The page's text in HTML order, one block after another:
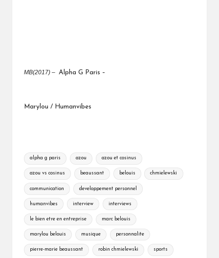
MB(2017) – Alpha G Paris –
Marylou / Humanvibes
Tags:
alpha g paris azou azou et cosinus
azou vs cosinus beaussant belouis chmielewski
communication developpement personnel
humanvibes interview interviews
le bien etre en entreprise marc belouis
marylou belouis musique personnalite
pierre-marie beaussant robin chmielewski sports